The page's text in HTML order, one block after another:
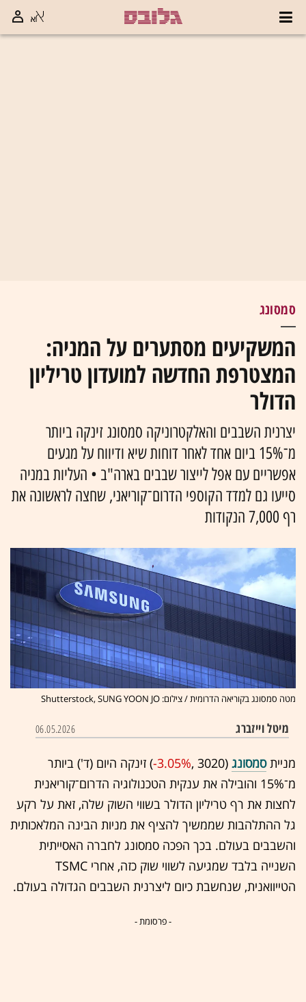
סמסונג
המשקיעים מסתערים על המניה:
המצטרפת החדשה למועדון טריליון
הדולר
יצרנית השבבים והאלקטרוניקה סמסונג זינקה ביותר
מ־15% ביום אחד לאחר דוחות שיא ודיווח על מגעים
אפשריים עם אפל לייצור שבבים בארה"ב • העליות במניה
סייעו גם למדד הקוספי הדרום־קוריאני, שחצה לראשונה את
רף 7,000 הנקודות
מטה סמסונג בקוריאה הדרומית / צילום: Shutterstock, SUNG YOON JO
מיטל וייזברג 06.05.2026
מנייתסמסונג (3020 ,‎
-3.05%‏) זינקה היום (ד') ביותר
מ־15% והובילה את ענקית הטכנולוגיה הדרום־קוריאנית
לחצות את רף טריליון הדולר בשווי השוק שלה, זאת על רקע
גל ההתלהבות שממשיך להציף את מניות הבינה המלאכותית
והשבבים בעולם. בכך הפכה סמסונג לחברה האסייתית
השנייה בלבד שמגיעה לשווי שוק כזה, אחרי TSMC
הטייוואנית, שנחשבת כיום ליצרנית השבבים הגדולה בעולם.
- פרסומת -